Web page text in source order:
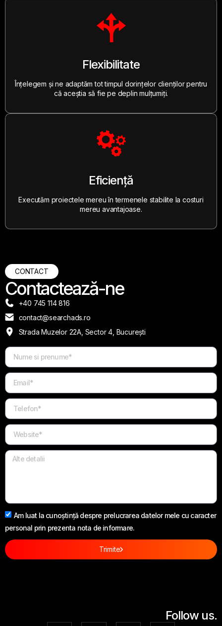
Flexibilitate
Înțelegem și ne adaptăm tot timpul dorințelor clienților pentru
că aceștia să fie pe deplin mulțumiți.
Eficiență
Executăm proiectele mereu în termenele stabilite la costuri
mereu avantajoase.
CONTACT
Contactează-ne
+40 745 114 816
contact@searchads.ro
Strada Muzelor 22A, Sector 4, București
Am luat la cunoștință despre prelucrarea datelor mele cu caracter
personal prin prezenta nota de informare.
Trimite
Follow us.